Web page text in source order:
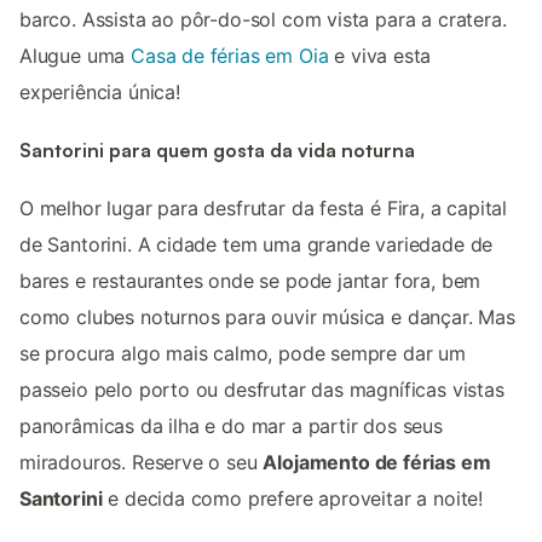
barco. Assista ao pôr-do-sol com vista para a cratera.
Alugue uma Casa de férias em Oia e viva esta
experiência única!
Santorini para quem gosta da vida noturna
O melhor lugar para desfrutar da festa é Fira, a capital
de Santorini. A cidade tem uma grande variedade de
bares e restaurantes onde se pode jantar fora, bem
como clubes noturnos para ouvir música e dançar. Mas
se procura algo mais calmo, pode sempre dar um
passeio pelo porto ou desfrutar das magníficas vistas
panorâmicas da ilha e do mar a partir dos seus
miradouros. Reserve o seuAlojamento de férias em
Santorinie decida como prefere aproveitar a noite!